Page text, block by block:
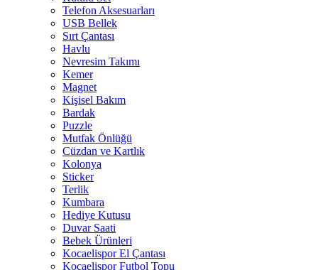
Telefon Aksesuarları
USB Bellek
Sırt Çantası
Havlu
Nevresim Takımı
Kemer
Magnet
Kişisel Bakım
Bardak
Puzzle
Mutfak Önlüğü
Cüzdan ve Kartlık
Kolonya
Sticker
Terlik
Kumbara
Hediye Kutusu
Duvar Saati
Bebek Ürünleri
Kocaelispor El Çantası
Kocaelispor Futbol Topu